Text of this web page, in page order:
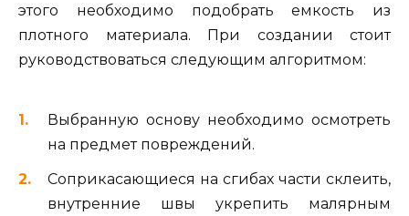
этого необходимо подобрать емкость из
плотного материала. При создании стоит
руководствоваться следующим алгоритмом:
Выбранную основу необходимо осмотреть
на предмет повреждений.
Соприкасающиеся на сгибах части склеить,
внутренние швы укрепить малярным